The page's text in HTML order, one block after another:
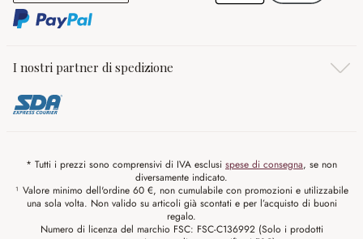
I nostri partner di spedizione
* Tutti i prezzi sono comprensivi di IVA esclusi spese di consegna, se non
diversamente indicato.
¹ Valore minimo dell'ordine 60 €, non cumulabile con promozioni e utilizzabile
una sola volta. Non valido su articoli già scontati e per l’acquisto di buoni
regalo.
Numero di licenza del marchio FSC: FSC-C136992 (Solo i prodotti